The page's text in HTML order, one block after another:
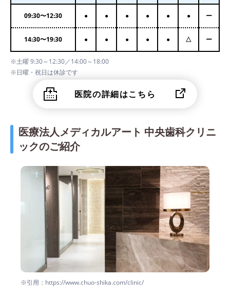
09:30〜12:30 ● ● ● ● ● ● ー
14:30〜19:30 ● ● ● ● ● △ ー
※土曜 9:30～12:30／14:00～18:00
※日曜・祝日は休診です
医院の詳細はこちら
医療法人メディカルアート 中央歯科クリニ
ックのご紹介
※引用：https://www.chuo-shika.com/clinic/